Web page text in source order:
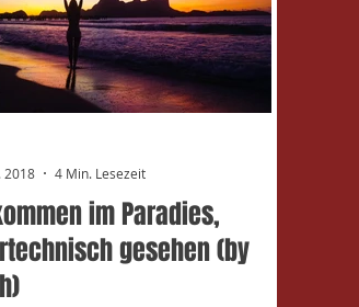
im Paradies,
gesehen (by
2018
4 Min. Lesezeit